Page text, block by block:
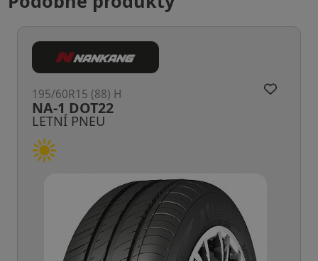
LETNÍ PNEU
NA-1 DOT22
195/60R15 (88) H